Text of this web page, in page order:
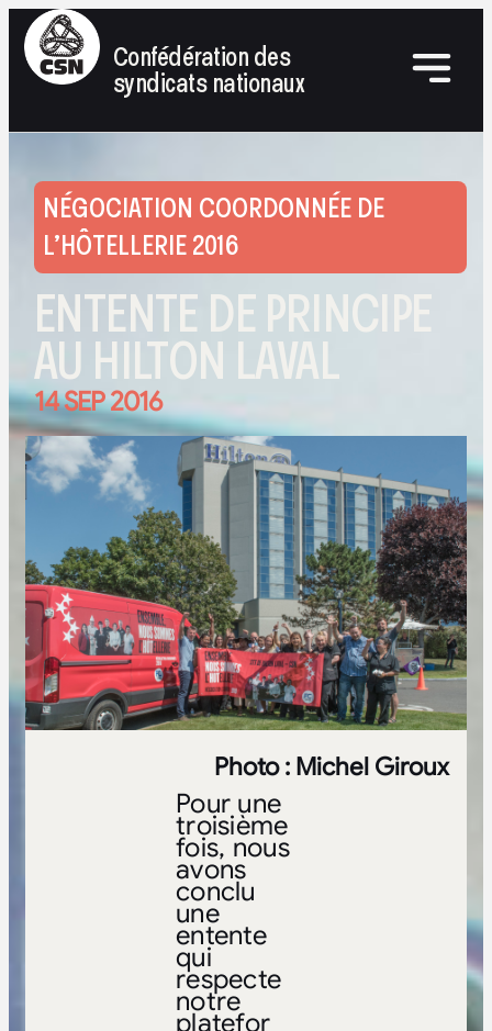
Confédération des
syndicats nationaux
NÉGOCIATION COORDONNÉE DE
L’HÔTELLERIE 2016
ENTENTE DE PRINCIPE
AU HILTON LAVAL
14 SEP 2016
Photo : Michel Giroux
Pour une
troisième
fois, nous
avons
conclu
une
entente
qui
respecte
notre
platefor